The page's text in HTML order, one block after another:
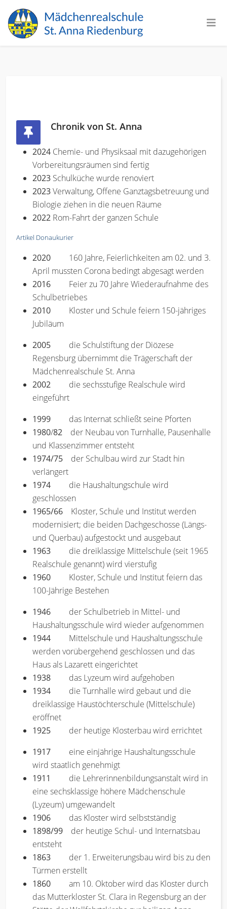
Chronik von St. Anna
2024 Chemie- und Physiksaal mit dazugehörigen
Vorbereitungsräumen sind fertig
2023 Schulküche wurde renoviert
2023Verwaltung, Offene Ganztagsbetreuung und
Biologie ziehen in die neuen Räume
2022 Rom-Fahrt der ganzen Schule
Artikel Donaukurier
2020
160 Jahre, Feierlichkeiten am 02. und 3.
April mussten Corona bedingt abgesagt werden
2016 Feier zu 70 Jahre Wiederaufnahme des
Schulbetriebes
2010 Kloster und Schule feiern 150-jähriges
Jubiläum
2005 die Schulstiftung der Diözese
Regensburg übernimmt die Trägerschaft der
Mädchenrealschule St. Anna
2002 die sechsstufige Realschule wird
eingeführt
1999 das Internat schließt seine Pforten
1980/82 der Neubau von Turnhalle, Pausenhalle
und Klassenzimmer entsteht
1974/75 der Schulbau wird zur Stadt hin
verlängert
1974 die Haushaltungschule wird
geschlossen
1965/66 Kloster, Schule und Institut werden
modernisiert; die beiden Dachgeschosse (Längs-
und Querbau) aufgestockt und ausgebaut
1963 die dreiklassige Mittelschule (seit 1965
Realschule genannt) wird vierstufig
1960 Kloster, Schule und Institut feiern das
100-Jährige Bestehen
1946 der Schulbetrieb in Mittel- und
Haushaltungsschule wird wieder aufgenommen
1944 Mittelschule und Haushaltungsschule
werden vorübergehend geschlossen und das
Haus als Lazarett eingerichtet
1938 das Lyzeum wird aufgehoben
1934 die Turnhalle wird gebaut und die
dreiklassige Haustöchterschule (Mittelschule)
eröffnet
1925 der heutige Klosterbau wird errichtet
1917 eine einjährige Haushaltungsschule
wird staatlich genehmigt
1911 die Lehrerinnenbildungsanstalt wird in
eine sechsklassige höhere Mädchenschule
(Lyzeum) umgewandelt
1906 das Kloster wird selbstständig
1898/99 der heutige Schul- und Internatsbau
entsteht
1863 der 1. Erweiterungsbau wird bis zu den
Türmen erstellt
1860
am 10. Oktober wird das Kloster durch
das Mutterkloster St. Clara in Regensburg an der